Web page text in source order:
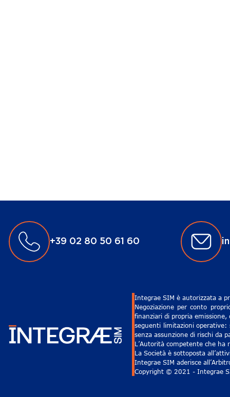
+39 02 80 50 61 60
Integrae SIM è autorizzata a
Negoziazione per conto
finanziari di propria
seguenti limitazioni operative:
senza assunzione di rischi da
L’Autorità competente che ha
La Società è sottoposta
Integrae SIM aderisce
Copyright © 2021 - Integrae